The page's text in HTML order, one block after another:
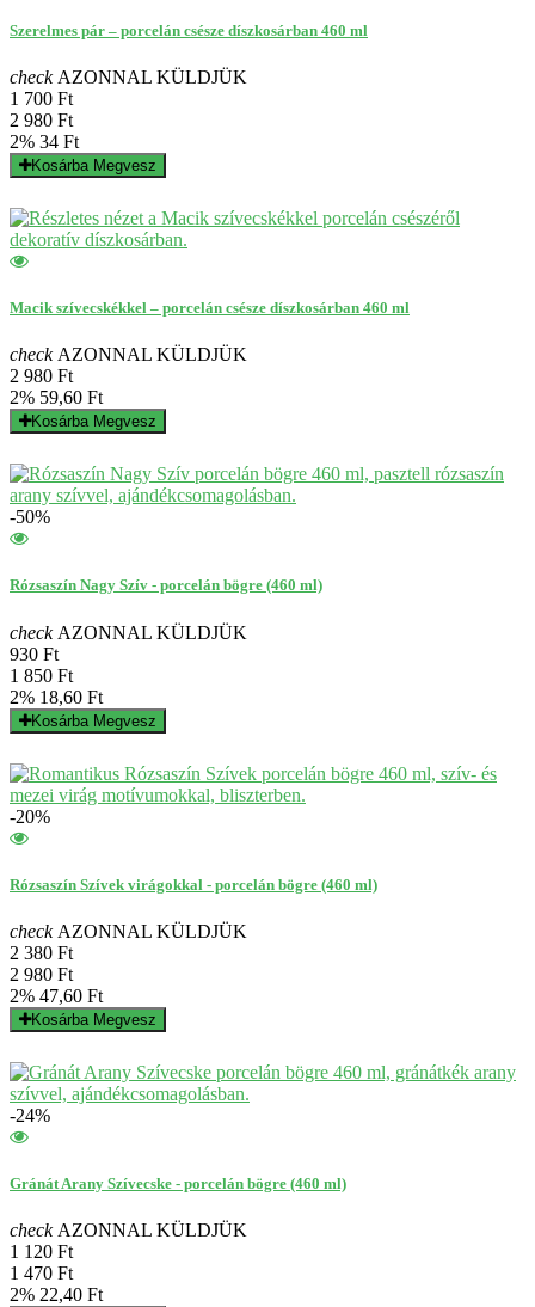
Szerelmes pár – porcelán csésze díszkosárban 460 ml
checkAZONNAL KÜLDJÜK
1 700 Ft
2 980 Ft
2% 34 Ft
Kosárba Megvesz
Macik szívecskékkel – porcelán csésze díszkosárban 460 ml
checkAZONNAL KÜLDJÜK
2 980 Ft
2% 59,60 Ft
Kosárba Megvesz
-50%
Rózsaszín Nagy Szív - porcelán bögre (460 ml)
checkAZONNAL KÜLDJÜK
930 Ft
1 850 Ft
2% 18,60 Ft
Kosárba Megvesz
-20%
Rózsaszín Szívek virágokkal - porcelán bögre (460 ml)
checkAZONNAL KÜLDJÜK
2 380 Ft
2 980 Ft
2% 47,60 Ft
Kosárba Megvesz
-24%
Gránát Arany Szívecske - porcelán bögre (460 ml)
checkAZONNAL KÜLDJÜK
1 120 Ft
1 470 Ft
2% 22,40 Ft